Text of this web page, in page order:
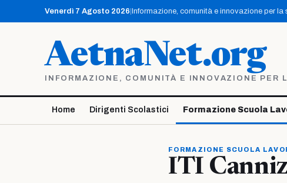
contenuto
Venerdì 7 Agosto 2026 Informazione, comunità e innovazione per
AetnaNet.org
INFORMAZIONE, COMUNITÀ E INNOVAZIONE
Home Dirigenti Scolastici Formazione Scuola
FORMAZIONE SCUOLA
ITI